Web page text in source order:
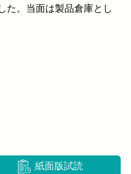
た。当面は製品倉庫とし
紙面版試読